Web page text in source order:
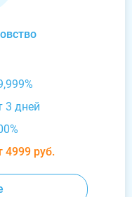
3 дней
4999 руб.